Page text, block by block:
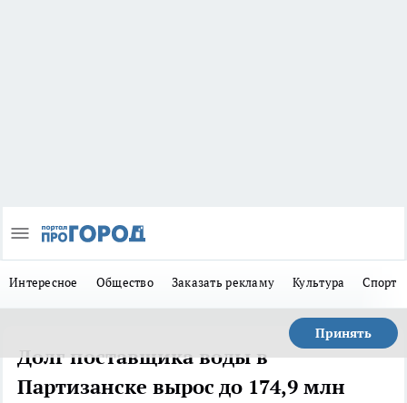
Интересное Общество Заказать рекламу Культура Спорт
Принять
Долг поставщика воды в
Партизанске вырос до 174,9 млн